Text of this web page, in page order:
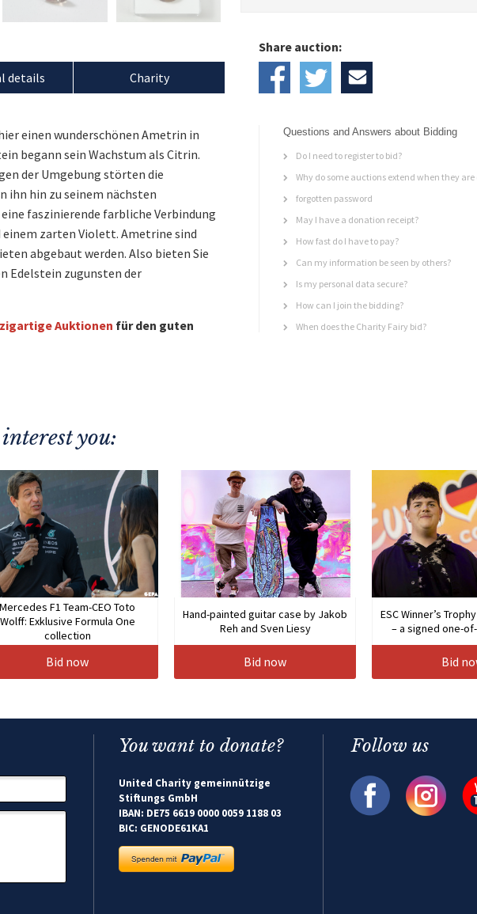
einen wunderschönen Ametrin in
begann sein Wachstum als Citrin.
der Umgebung störten die
ihn hin zu seinem nächsten
faszinierende farbliche Verbindung
einem zarten Violett. Ametrine sind
abgebaut werden. Also bieten Sie
Edelstein zugunsten der
Auktionen für den guten
details Charity
Share auction:
Questions and Answers about Bidding
Do I need to register to bid?
Why do some auctions extend when they are
forgotten password
May I have a donation receipt?
How fast do I have to pay?
Can my information be seen by others?
Is my personal data secure?
How can I join the bidding?
When does the Charity Fairy bid?
you:
Mercedes F1 Team-CEO Toto
Wolff: Exklusive Formula One
collection
Bid now
Hand-painted guitar case by Jakob
Reh and Sven Liesy
Bid now
ESC Winner’s
– a signed one-
Bid
You want to donate?
United Charity gemeinnützige
Stiftungs GmbH
IBAN: DE75 6619 0000 0059 1188 03
BIC: GENODE61KA1
Follow us